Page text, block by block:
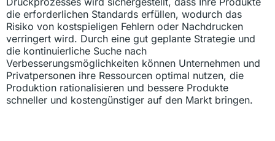
die erforderlichen Standards erfüllen, wodurch das
Risiko von kostspieligen Fehlern oder Nachdrucken
verringert wird. Durch eine gut geplante Strategie und
die kontinuierliche Suche nach
Verbesserungsmöglichkeiten können Unternehmen und
Privatpersonen ihre Ressourcen optimal nutzen, die
Produktion rationalisieren und bessere Produkte
schneller und kostengünstiger auf den Markt bringen.